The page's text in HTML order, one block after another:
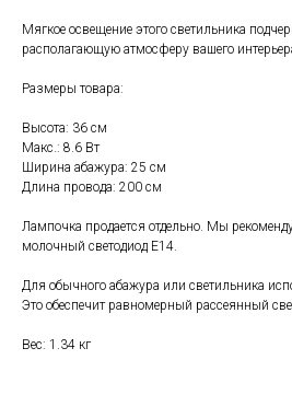
Мягкое освещение этого светильника
располагающую атмосферу вашего
Размеры товара:
Высота: 36 см
Макс.: 8.6 Вт
Ширина абажура: 25 см
Длина провода: 200 см
Лампочка продается отдельно. Мы
молочный светодиод E14.
Для обычного абажура или светильника
Это обеспечит равномерный рассеянный
Вес: 1.34 кг
График работы:
без обеда и выходных
+7 (903) 969-57-59
Свяжитесь с нами
г. Москва
ул. Поляны 8, ТЦ «ВИВА»